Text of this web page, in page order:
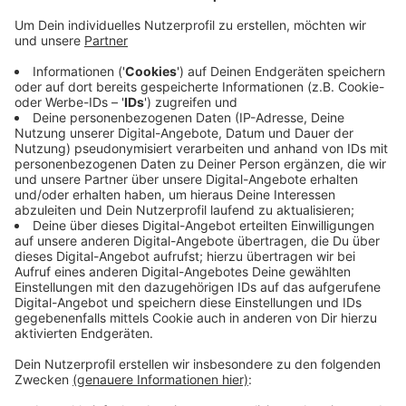
Veröffentlicht:Montag, 02.12.2019 08:44
Anzeige
Außerdem hieß es vom Finanzministerium, dass aktuell
rund fünfzehn Prozent der der über 1.200
bundeseigenen Wohnungen leerstünden. Diese
müssten dringend saniert werden, weil die Leitungen
mit Blei belastet seien. Wann diese Wohnungen fertig
sind und wieder vermietet werden können, ist aber
noch unklar.CM
Anzeige